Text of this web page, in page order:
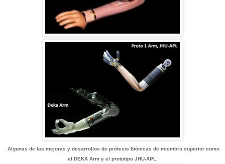
Algunas de las mejoras y desarrollos de prótesis biónicas de miembro superior como
el DEKA Arm y el prototipo JHU-APL.